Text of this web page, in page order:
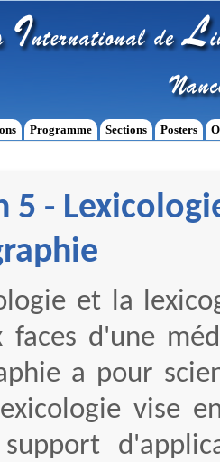
Programme Sections Posters
5 -
et la
faces d'une
a pour
vise
support